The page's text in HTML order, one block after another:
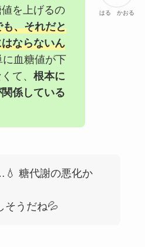
はる かおる
を上げるの
も、それだと
ならないん
血糖値が下
て、 根本に
係している
糖代謝の悪化か
そうだね💦